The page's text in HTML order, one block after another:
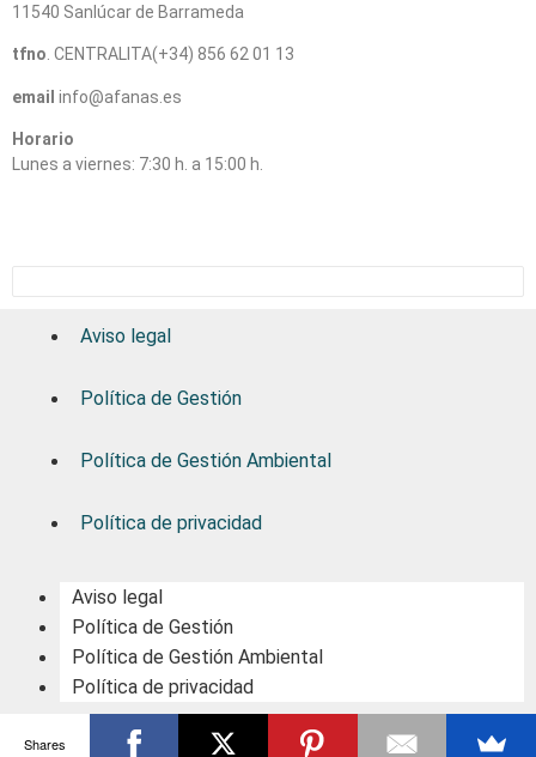
11540 Sanlúcar de Barrameda
tfno . CENTRALITA(+34) 856 62 01 13
email info@afanas.es
Horario
Lunes a viernes: 7:30 h. a 15:00 h.
Aviso legal
Política de Gestión
Política de Gestión Ambiental
Política de privacidad
Aviso legal
Política de Gestión
Política de Gestión Ambiental
Política de privacidad
Shares